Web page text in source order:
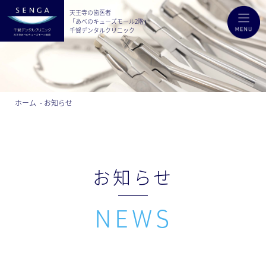
天王寺の歯医者
「あべのキューズモール2階」
千賀デンタルクリニック
ホーム お知らせ
お知らせ